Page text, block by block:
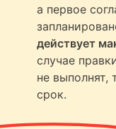
а первое
действует
случае
не выполнят,
срок.